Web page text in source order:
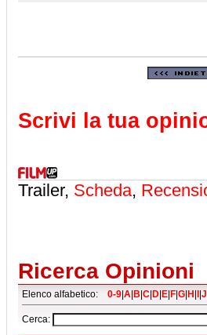
Scrivi la tua
Trailer, Scheda,
Ricerca Opinioni
Elenco alfabetico: 0-9|A|B|C|D|E|F|G|H|I|J
Cerca: